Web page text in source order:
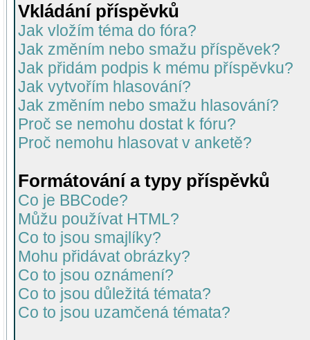
Vkládání příspěvků
Jak vložím téma do fóra?
Jak změním nebo smažu příspěvek?
Jak přidám podpis k mému příspěvku?
Jak vytvořím hlasování?
Jak změním nebo smažu hlasování?
Proč se nemohu dostat k fóru?
Proč nemohu hlasovat v anketě?
Formátování a typy příspěvků
Co je BBCode?
Můžu používat HTML?
Co to jsou smajlíky?
Mohu přidávat obrázky?
Co to jsou oznámení?
Co to jsou důležitá témata?
Co to jsou uzamčená témata?